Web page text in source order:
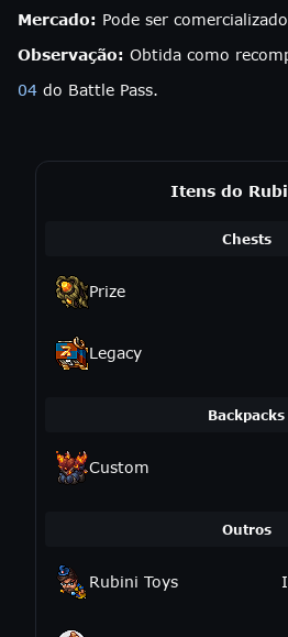
Mercado: Pode ser
Observação: Obtida como
04 do Battle Pass.
Itens do
Chests
Prize
Legacy
Backpacks
Custom
Outros
Rubini Toys